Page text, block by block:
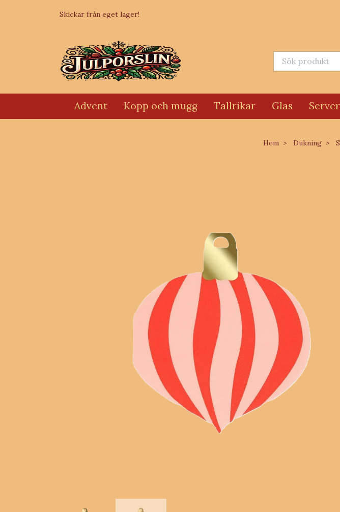
Skickar från eget lager!
Advent Kopp och mugg Tallrikar Glas
Hem Dukning